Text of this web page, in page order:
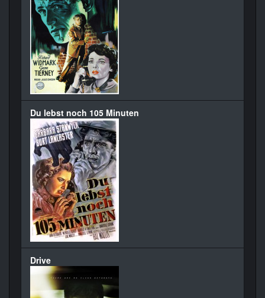
Du lebst noch 105 Minuten
Drive